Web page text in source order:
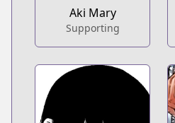
Aki Mary
Supporting